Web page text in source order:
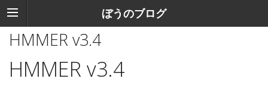
ぼうのブログ
HMMER v3.4
HMMER v3.4